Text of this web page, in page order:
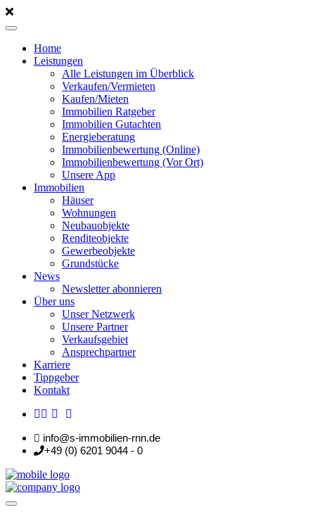
Home
Leistungen
Alle Leistungen im Überblick
Verkaufen/Vermieten
Kaufen/Mieten
Immobilien Ratgeber
Immobilien Gutachten
Energieberatung
Immobilienbewertung (Online)
Immobilienbewertung (Vor Ort)
Unsere App
Immobilien
Häuser
Wohnungen
Neubauobjekte
Renditeobjekte
Gewerbeobjekte
Grundstücke
News
Newsletter abonnieren
Über uns
Unser Netzwerk
Unsere Partner
Verkaufsgebiet
Ansprechpartner
Karriere
Tippgeber
Kontakt
info@s-immobilien-rnn.de
+49 (0) 6201 9044 - 0